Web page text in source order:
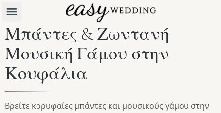
Μπάντες & Ζωντανή
Μουσική Γάμου στην
Κουφάλια
Βρείτε κορυφαίες μπάντες και μουσικούς γάμου στην